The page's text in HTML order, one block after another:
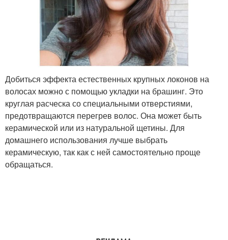
Добиться эффекта естественных крупных локонов на
волосах можно с помощью укладки на брашинг. Это
круглая расческа со специальными отверстиями,
предотвращаются перегрев волос. Она может быть
керамической или из натуральной щетины. Для
домашнего использования лучше выбрать
керамическую, так как с ней самостоятельно проще
обращаться.